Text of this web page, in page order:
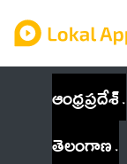
ఆంధ్రప్రదేశ్
తెలంగాణ